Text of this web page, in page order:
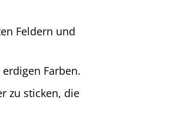
Feldern und
Farben.
zu sticken, die